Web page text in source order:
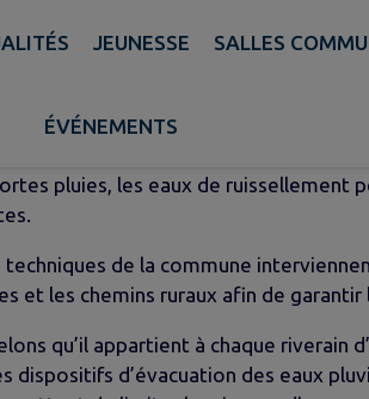
JEUNESSE SALLES
ÉVÉNEMENTS
02 juillet 2026 - Allonzier la Caille
pluies, les eaux de
techniques de la commune
et les chemins ruraux afin de garantir
qu’il appartient à chaque riverain
dispositifs d’évacuation des eaux